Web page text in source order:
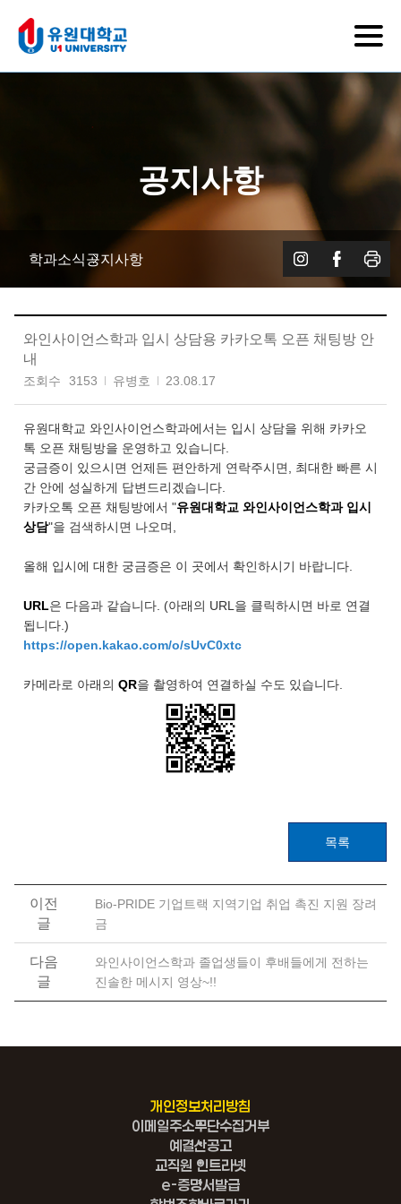
공지사항
학과소식공지사항
와인사이언스학과 입시 상담용 카카오톡 오픈 채팅방 안
내
조회수 3153 유병호 23.08.17
유원대학교 와인사이언스학과에서는 입시 상담을 위해 카카오
톡 오픈 채팅방을 운영하고 있습니다.
궁금증이 있으시면 언제든 편안하게 연락주시면, 최대한 빠른 시
간 안에 성실하게 답변드리겠습니다.
카카오톡 오픈 채팅방에서 "유원대학교 와인사이언스학과 입시
상담"을 검색하시면 나오며,
올해 입시에 대한 궁금증은 이 곳에서 확인하시기 바랍니다.
URL은 다음과 같습니다. (아래의 URL을 클릭하시면 바로 연결
됩니다.)
https://open.kakao.com/o/sUvC0xtc
카메라로 아래의 QR을 촬영하여 연결하실 수도 있습니다.
목록
이전
글
Bio-PRIDE 기업트랙 지역기업 취업 촉진 지원 장려
금
다음
글
와인사이언스학과 졸업생들이 후배들에게 전하는
진솔한 메시지 영상~!!
개인정보처리방침
이메일주소무단수집거부
예결산공고
교직원 인트라넷
e-증명서발급